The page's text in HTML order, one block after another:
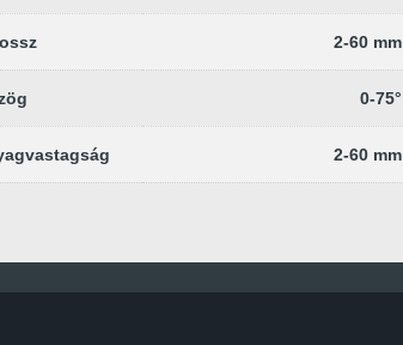
2-60 mm
0-75°
2-60 mm